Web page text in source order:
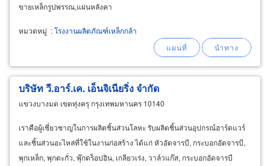
ขายเหล็กรูปพรรณ,แผ่นหลังคา
หมวดหมู่ :โรงงานผลิตภัณฑ์เหล็กกล้า
บริษัท วี.อาร์.เค. เอ็นจิเนียริ่ง จำกัด
แขวงบางมด เขตทุ่งครุ กรุงเทพมหานคร 10140
เราคือผู้เชี่ยวชาญในการผลิตชิ้นส่วนโลหะ รับผลิตชิ้นส่วนอุปกรณ์ฮาร์ดแวร์
และชิ้นส่วนอะไหล่ที่ใช้ในงานก่อสร้าง ได้แก่ หัวอัดจารบี, กระบอกอัดจารบี,
พุกเหล็ก, พุกตะกั่ว, พุ๊กดร็อปอิน, เกลียวเร่ง, วาล์วแก๊ส, กระบอกอัดจารบี